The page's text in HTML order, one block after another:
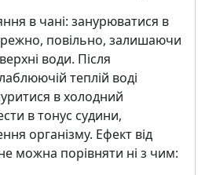
в чані: занурюватися в
повільно, залишаючи
води. Після
теплій воді
в холодний
в тонус судини,
організму. Ефект від
можна порівняти ні з чим: